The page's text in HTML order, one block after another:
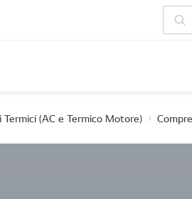
Termici (AC e Termico Motore)